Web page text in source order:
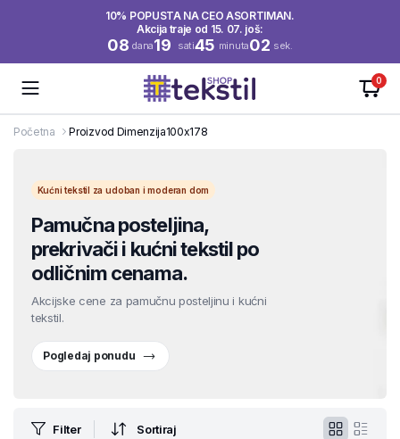
10% POPUSTA NA CEO ASORTIMAN.
Akcija traje od 15. 07. još:
08 dana19 sati45 minuta02 sek.
0
Početna Proizvod Dimenzija100x178
Kućni tekstil za udoban i moderan dom
Pamučna posteljina,
prekrivači i kućni tekstil po
odličnim cenama.
Akcijske cene za pamučnu posteljinu i kućni
tekstil.
Pogledaj ponudu
Filter Sortiraj